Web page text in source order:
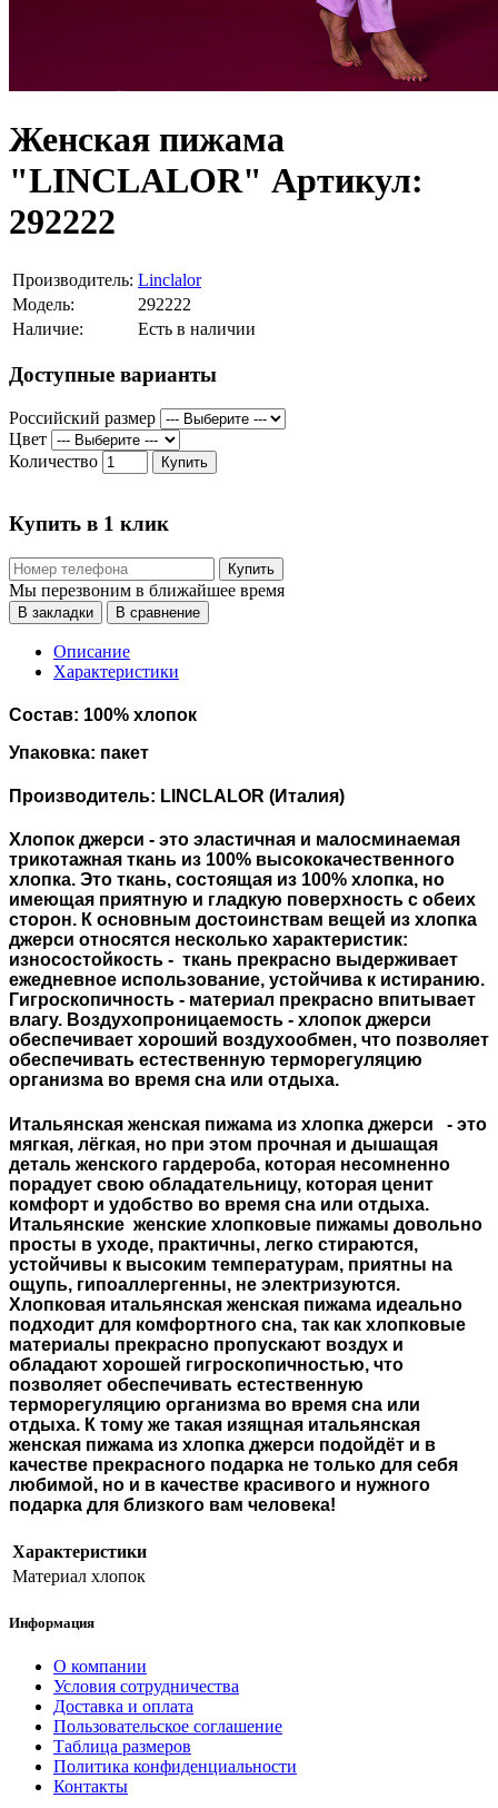
Женская пижама
"LINCLALOR" Артикул:
292222
Производитель: Linclalor
Модель:
292222
Наличие:
Есть в наличии
Доступные варианты
Российский размер
Цвет
Количество
Купить
Купить в 1 клик
Купить
Мы перезвоним в ближайшее время
В закладки В сравнение
Описание
Характеристики
Состав: 100% хлопок
Упаковка: пакет
Производитель: LINCLALOR (Италия)
Хлопок джерси - это эластичная и малосминаемая
трикотажная ткань из 100% высококачественного
хлопка. Это ткань, состоящая из 100% хлопка, но
имеющая приятную и гладкую поверхность с обеих
сторон. К основным достоинствам вещей из хлопка
джерси относятся несколько характеристик:
износостойкость - ткань прекрасно выдерживает
ежедневное использование, устойчива к истиранию.
Гигроскопичность - материал прекрасно впитывает
влагу. Воздухопроницаемость - хлопок джерси
обеспечивает хороший воздухообмен, что позволяет
обеспечивать естественную терморегуляцию
организма во время сна или отдыха.
Итальянская женская пижама из хлопка джерси - это
мягкая, лёгкая, но при этом прочная и дышащая
деталь женского гардероба, которая несомненно
порадует свою обладательницу, которая ценит
комфорт и удобство во время сна или отдыха.
Итальянские женские хлопковые пижамы довольно
просты в уходе, практичны, легко стираются,
устойчивы к высоким температурам, приятны на
ощупь, гипоаллергенны, не электризуются.
Хлопковая итальянская женская пижама идеально
подходит для комфортного сна, так как хлопковые
материалы прекрасно пропускают воздух и
обладают хорошей гигроскопичностью, что
позволяет обеспечивать естественную
терморегуляцию организма во время сна или
отдыха. К тому же такая изящная итальянская
женская пижама из хлопка джерси подойдёт и в
качестве прекрасного подарка не только для себя
любимой, но и в качестве красивого и нужного
подарка для близкого вам человека!
Характеристики
Материал хлопок
Информация
О компании
Условия сотрудничества
Доставка и оплата
Пользовательское соглашение
Таблица размеров
Политика конфиденциальности
Контакты